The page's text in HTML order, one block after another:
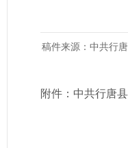
稿件来源：中共行
附件： 中共行唐